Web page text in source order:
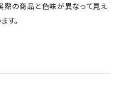
の商品と色味が異なって見え
す。